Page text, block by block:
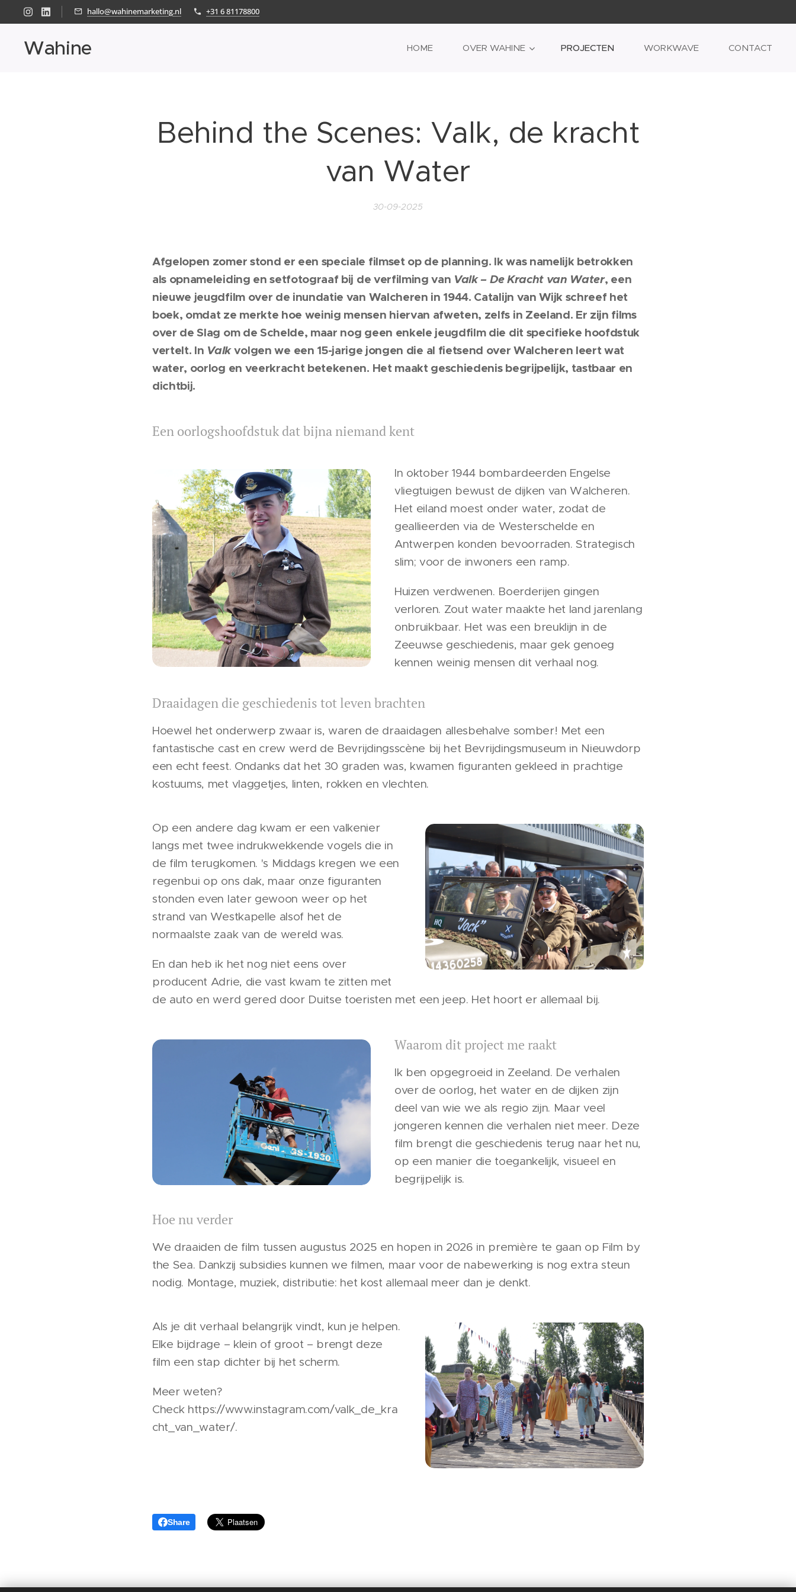
hallo@wahinemarketing.nl +31 6 81178800
Wahine HOME OVER WAHINE PROJECTEN WORKWAVE CONTACT
Behind the Scenes: Valk, de kracht
van Water
30-09-2025
Afgelopen zomer stond er een speciale filmset op de planning. Ik was namelijk betrokken
als opnameleiding en setfotograaf bij de verfilming van Valk – De Kracht van Water, een
nieuwe jeugdfilm over de inundatie van Walcheren in 1944. Catalijn van Wijk schreef het
boek, omdat ze merkte hoe weinig mensen hiervan afweten, zelfs in Zeeland. Er zijn films
over de Slag om de Schelde, maar nog geen enkele jeugdfilm die dit specifieke hoofdstuk
vertelt. In Valkvolgen we een 15-jarige jongen die al fietsend over Walcheren leert wat
water, oorlog en veerkracht betekenen. Het maakt geschiedenis begrijpelijk, tastbaar en
dichtbij.
Een oorlogshoofdstuk dat bijna niemand kent
In oktober 1944 bombardeerden Engelse
vliegtuigen bewust de dijken van Walcheren.
Het eiland moest onder water, zodat de
geallieerden via de Westerschelde en
Antwerpen konden bevoorraden. Strategisch
slim; voor de inwoners een ramp.
Huizen verdwenen. Boerderijen gingen
verloren. Zout water maakte het land jarenlang
onbruikbaar. Het was een breuklijn in de
Zeeuwse geschiedenis, maar gek genoeg
kennen weinig mensen dit verhaal nog.
Draaidagen die geschiedenis tot leven brachten
Hoewel het onderwerp zwaar is, waren de draaidagen allesbehalve somber! Met een
fantastische cast en crew werd de Bevrijdingsscène bij het Bevrijdingsmuseum in Nieuwdorp
een echt feest. Ondanks dat het 30 graden was, kwamen figuranten gekleed in prachtige
kostuums, met vlaggetjes, linten, rokken en vlechten.
Op een andere dag kwam er een valkenier
langs met twee indrukwekkende vogels die in
de film terugkomen. 's Middags kregen we een
regenbui op ons dak, maar onze figuranten
stonden even later gewoon weer op het
strand van Westkapelle alsof het de
normaalste zaak van de wereld was.
En dan heb ik het nog niet eens over
producent Adrie, die vast kwam te zitten met
de auto en werd gered door Duitse toeristen met een jeep. Het hoort er allemaal bij.
Waarom dit project me raakt
Ik ben opgegroeid in Zeeland. De verhalen
over de oorlog, het water en de dijken zijn
deel van wie we als regio zijn. Maar veel
jongeren kennen die verhalen niet meer. Deze
film brengt die geschiedenis terug naar het nu,
op een manier die toegankelijk, visueel en
begrijpelijk is.
Hoe nu verder
We draaiden de film tussen augustus 2025 en hopen in 2026 in première te gaan op Film by
the Sea. Dankzij subsidies kunnen we filmen, maar voor de nabewerking is nog extra steun
nodig. Montage, muziek, distributie: het kost allemaal meer dan je denkt.
Als je dit verhaal belangrijk vindt, kun je helpen.
Elke bijdrage – klein of groot – brengt deze
film een stap dichter bij het scherm.
Meer weten?
Check https://www.instagram.com/valk_de_kra
cht_van_water/.
Share